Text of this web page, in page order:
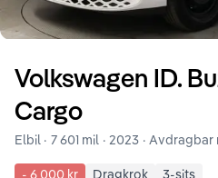
Volkswagen ID.
Cargo
Elbil · 7 601 mil · 2023 · Avdragbar
- 6 000 kr Dragkrok 3-sits